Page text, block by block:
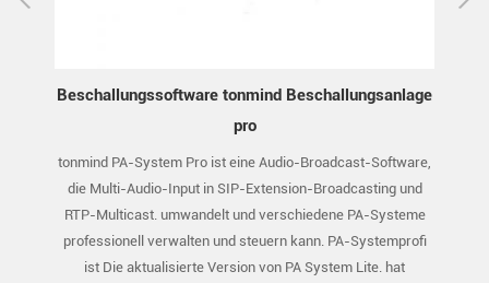
Beschallungssoftware tonmind Beschallungsanlage
pro
tonmind PA-System Pro ist eine Audio-Broadcast-Software,
die Multi-Audio-Input in SIP-Extension-Broadcasting und
RTP-Multicast. umwandelt und verschiedene PA-Systeme
professionell verwalten und steuern kann. PA-Systemprofi
ist Die aktualisierte Version von PA System Lite. hat